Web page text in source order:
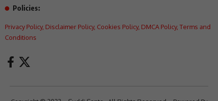
Policies:
Privacy Policy, Disclaimer Policy, Cookies Policy, DMCA Policy, Terms and
Conditions